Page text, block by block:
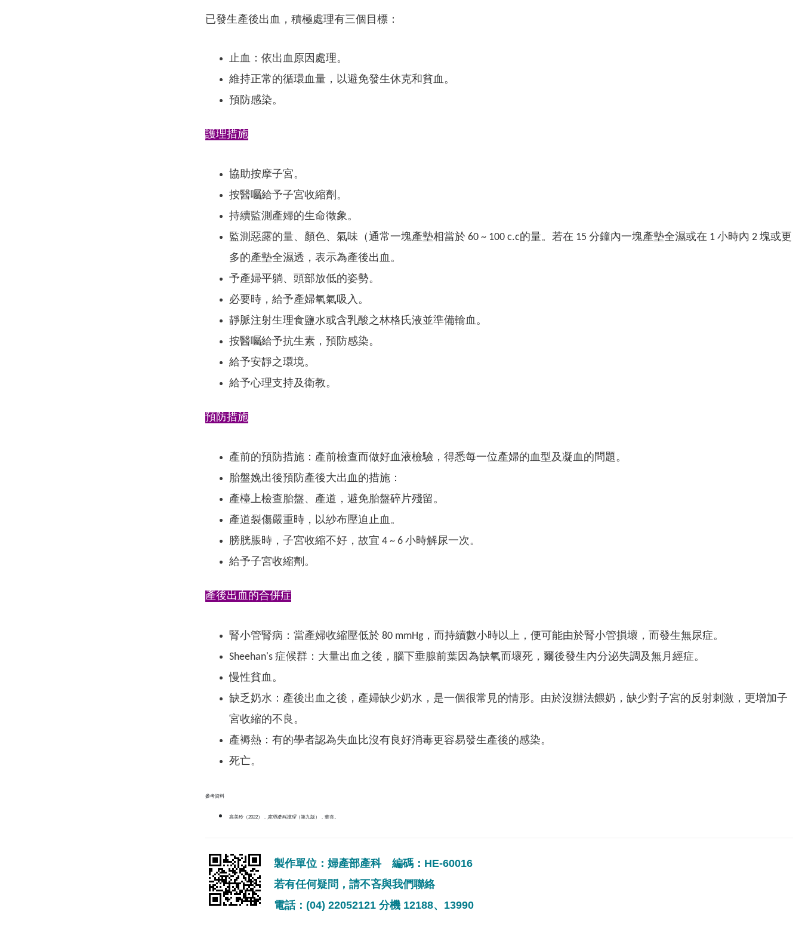
已發生產後出血，積極處理有三個目標：
止血：依出血原因處理。
維持正常的循環血量，以避免發生休克和貧血。
預防感染。
護理措施
協助按摩子宮。
按醫囑給予子宮收縮劑。
持續監測產婦的生命徵象。
監測惡露的量、顏色、氣味（通常一塊產墊相當於 60 ~ 100 c.c的量。若在 15 分鐘內一塊產墊全濕或在 1 小時內 2 塊或更
多的產墊全濕透，表示為產後出血。
予產婦平躺、頭部放低的姿勢。
必要時，給予產婦氧氣吸入。
靜脈注射生理食鹽水或含乳酸之林格氏液並準備輸血。
按醫囑給予抗生素，預防感染。
給予安靜之環境。
給予心理支持及衛教。
預防措施
產前的預防措施：產前檢查而做好血液檢驗，得悉每一位產婦的血型及凝血的問題。
胎盤娩出後預防產後大出血的措施：
產檯上檢查胎盤、產道，避免胎盤碎片殘留。
產道裂傷嚴重時，以紗布壓迫止血。
膀胱脹時，子宮收縮不好，故宜 4 ~ 6 小時解尿一次。
給予子宮收縮劑。
產後出血的合併症
腎小管腎病：當產婦收縮壓低於 80 mmHg，而持續數小時以上，便可能由於腎小管損壞，而發生無尿症。
Sheehan's 症候群：大量出血之後，腦下垂腺前葉因為缺氧而壞死，爾後發生內分泌失調及無月經症。
慢性貧血。
缺乏奶水：產後出血之後，產婦缺少奶水，是一個很常見的情形。由於沒辦法餵奶，缺少對子宮的反射刺激，更增加子
宮收縮的不良。
產褥熱：有的學者認為失血比沒有良好消毒更容易發生產後的感染。
死亡。
參考資料
高美玲（2022）． 實用產科護理（第九版）．華杏。
製作單位：婦產部產科 編碼：HE-60016
若有任何疑問，請不吝與我們聯絡
電話：(04) 22052121 分機 12188、13990